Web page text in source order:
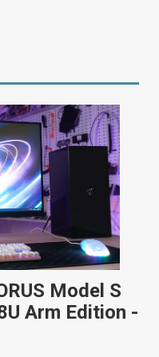
Model S
Arm Edition -